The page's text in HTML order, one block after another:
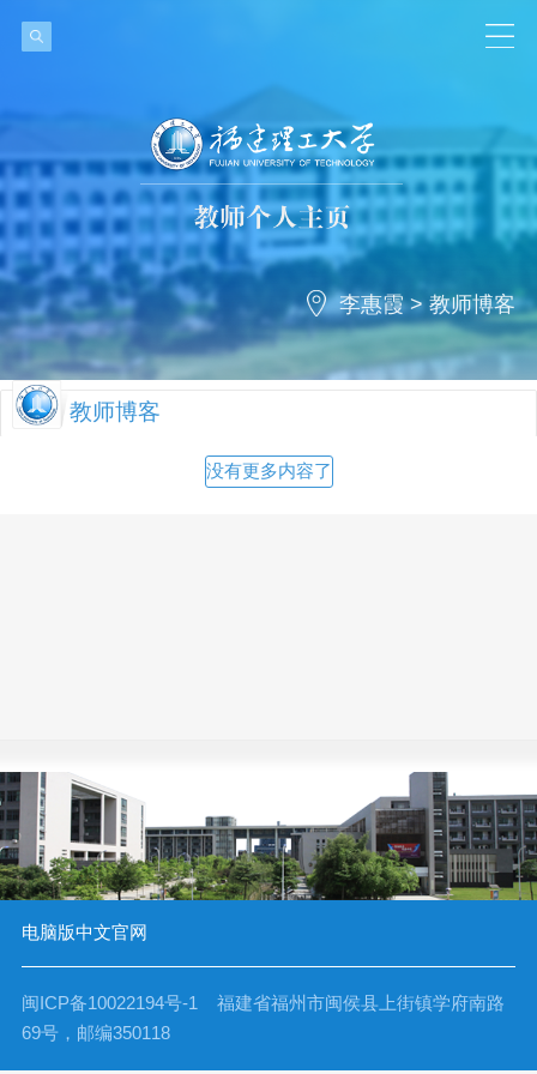
李惠霞>教师博客
教师博客
没有更多内容了
电脑版中文官网
闽ICP备10022194号-1 福建省福州市闽侯县上街镇学府南路
69号，邮编350118